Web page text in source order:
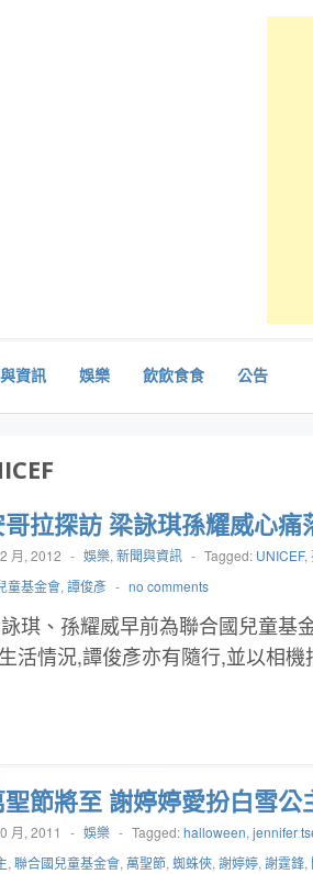
資訊 娛樂 飲飲食食 公告
哥拉探訪 梁詠琪孫耀威心痛
月, 2012 - 娛樂, 新聞與資訊 - Tagged: UNICEF,
童基金會, 譚俊彥 - no comments
琪、孫耀威早前為聯合國兒童基
活情況,譚俊彥亦有隨行,並以相
聖節將至 謝婷婷愛扮白雪公
月, 2011 - 娛樂 - Tagged:halloween, jennifer
, 聯合國兒童基金會, 萬聖節, 蜘蛛俠, 謝婷婷, 謝霆鋒,